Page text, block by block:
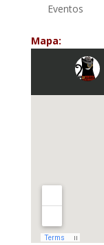
Eventos
Mapa: